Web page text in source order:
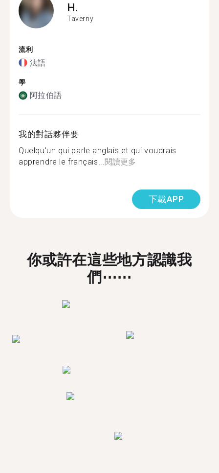
H.
Taverny
流利
法語
學
阿拉伯語
我的對話夥伴要
Quelqu'un qui parle anglais et qui voudrais
apprendre le français...閱讀更多
下載APP
你或許在這些地方認識我
們⋯⋯